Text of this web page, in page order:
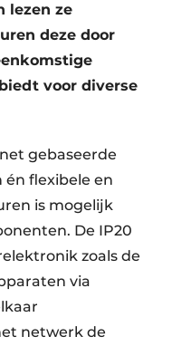
lezen ze
deze door
voor diverse
gebaseerde
flexibele en
is mogelijk
De IP20
zoals de
via
netwerk de